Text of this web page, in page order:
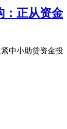
：正从资金
中小助贷资金投